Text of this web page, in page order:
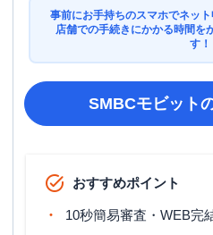
事前にお手持ちのスマホでネット
店舗での手続きにかかる時間を
す！
SMBCモビット
おすすめポイント
10秒簡易審査・WEB完